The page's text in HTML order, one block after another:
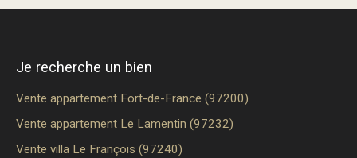
Je recherche un bien
Vente appartement Fort-de-France (97200)
Vente appartement Le Lamentin (97232)
Vente villa Le François (97240)